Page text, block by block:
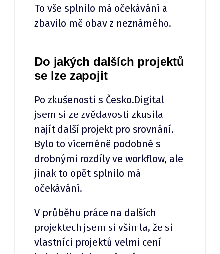
To vše splnilo má očekávání a
zbavilo mě obav z neznámého.
Do jakých dalších projektů
se lze zapojit
Po zkušenosti s Česko.Digital
jsem si ze zvědavosti zkusila
najít další projekt pro srovnání.
Bylo to víceméně podobné s
drobnými rozdíly ve workflow, ale
jinak to opět splnilo má
očekávání.
V průběhu práce na dalších
projektech jsem si všimla, že si
vlastníci projektů velmi cení